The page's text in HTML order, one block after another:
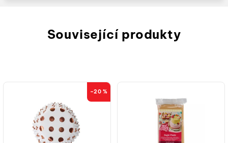
Související produkty
–20 %